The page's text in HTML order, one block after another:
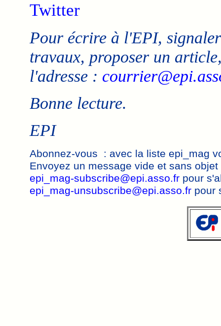
Twitter
Pour écrire à l'EPI,
travaux, proposer un
l'adresse :
Bonne lecture.
EPI
Abonnez-vous : avec la liste epi_mag
Envoyez un message vide et sans
epi_mag-subscribe@epi.asso.frpour
epi_mag-unsubscribe@epi.asso.frpour